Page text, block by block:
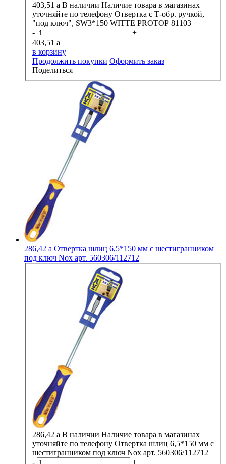
403,51 a В наличии Наличие товара в магазинах
уточняйте по телефону Отвертка с Т-обр. ручкой,
"под ключ", SW3*150 WITTE PROTOP 81103
-
+
403,51 a
в корзину
Продолжить покупки Оформить заказ
Поделиться
286,42 a Отвертка шлиц 6,5*150 мм с шестигранником
под ключ Nox арт. 560306/112712
286,42 a В наличии Наличие товара в магазинах
уточняйте по телефону Отвертка шлиц 6,5*150 мм с
шестигранником под ключ Nox арт. 560306/112712
-
+